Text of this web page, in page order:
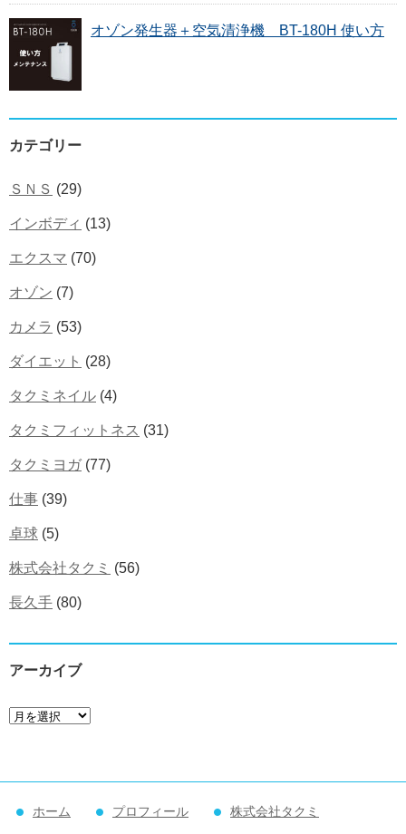
オゾン発生器＋空気清浄機 BT-180H 使い方
カテゴリー
ＳＮＳ (29)
インボディ (13)
エクスマ (70)
オゾン (7)
カメラ (53)
ダイエット (28)
タクミネイル (4)
タクミフィットネス (31)
タクミヨガ(77)
仕事 (39)
卓球 (5)
株式会社タクミ (56)
長久手 (80)
アーカイブ
ア
ブ
ホーム プロフィール 株式会社タクミ